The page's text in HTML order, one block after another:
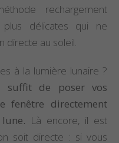
rechargement
délicates qui ne
directe au soleil.
à la lumière lunaire ?
suffit de poser vos
fenêtre directement
Là encore, il est
soit directe : si vous